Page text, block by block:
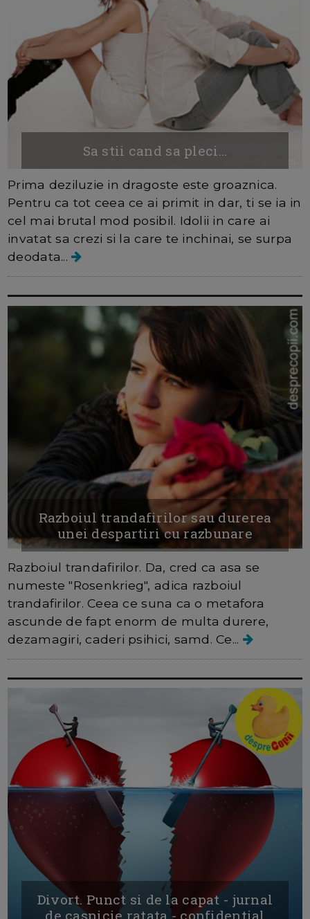
Sa stii cand sa pleci...
Prima deziluzie in dragoste este groaznica.
Pentru ca tot ceea ce ai primit in dar, ti se ia in
cel mai brutal mod posibil. Idolii in care ai
invatat sa crezi si la care te inchinai, se surpa
deodata...
Razboiul trandafirilor sau durerea
unei despartiri cu razbunare
Razboiul trandafirilor. Da, cred ca asa se
numeste "Rosenkrieg", adica razboiul
trandafirilor. Ceea ce suna ca o metafora
ascunde de fapt enorm de multa durere,
dezamagiri, caderi psihici, samd. Ce...
Divort. Punct si de la capat - jurnal
de casnicie ratata - confidential